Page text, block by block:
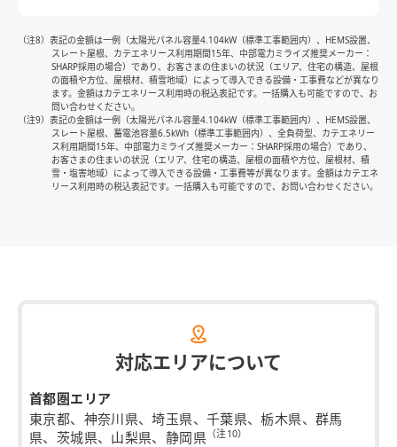
（注8）表記の金額は一例（太陽光パネル容量4.104kW（標準工事範囲内）、HEMS設置、
スレート屋根、カテエネリース利用期間15年、中部電力ミライズ推奨メーカー：
SHARP採用の場合）であり、お客さまの住まいの状況（エリア、住宅の構造、屋根
の面積や方位、屋根材、積雪地域）によって導入できる設備・工事費などが異なり
ます。金額はカテエネリース利用時の税込表記です。一括購入も可能ですので、お
問い合わせください。
（注9）表記の金額は一例（太陽光パネル容量4.104kW（標準工事範囲内）、HEMS設置、
スレート屋根、蓄電池容量6.5kWh（標準工事範囲内）、全負荷型、カテエネリー
ス利用期間15年、中部電力ミライズ推奨メーカー：SHARP採用の場合）であり、
お客さまの住まいの状況（エリア、住宅の構造、屋根の面積や方位、屋根材、積
雪・塩害地域）によって導入できる設備・工事費等が異なります。金額はカテエネ
リース利用時の税込表記です。一括購入も可能ですので、お問い合わせください。
対応エリアについて
首都圏エリア
東京都、神奈川県、埼玉県、千葉県、栃木県、群馬
県、茨城県、山梨県、静岡県 （注10）